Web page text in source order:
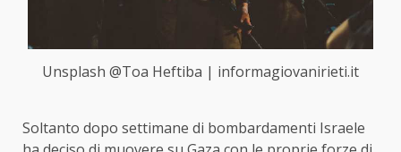
Unsplash @Toa Heftiba | informagiovanirieti.it
Soltanto dopo settimane di bombardamenti Israele